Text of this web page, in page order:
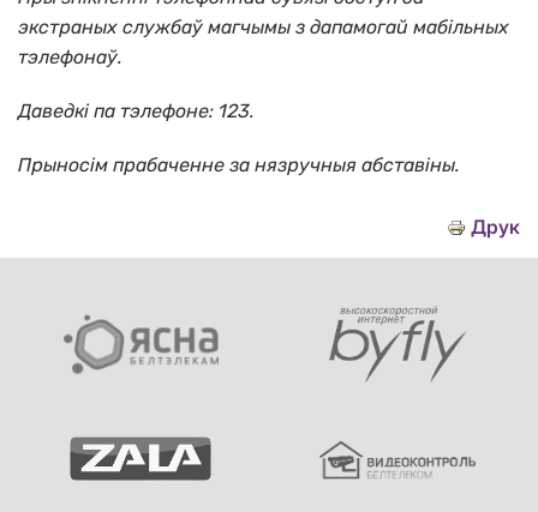
экстраных службаў магчымы з дапамогай мабільных
тэлефонаў.
Даведкі па тэлефоне: 123.
Прыносiм прабаченне за нязручныя абставiны.
Друк